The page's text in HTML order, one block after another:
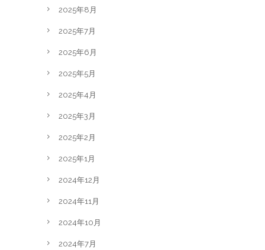
2025年8月
2025年7月
2025年6月
2025年5月
2025年4月
2025年3月
2025年2月
2025年1月
2024年12月
2024年11月
2024年10月
2024年7月